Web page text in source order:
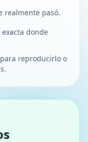
realmente pasó.
exacta donde
reproducirlo o